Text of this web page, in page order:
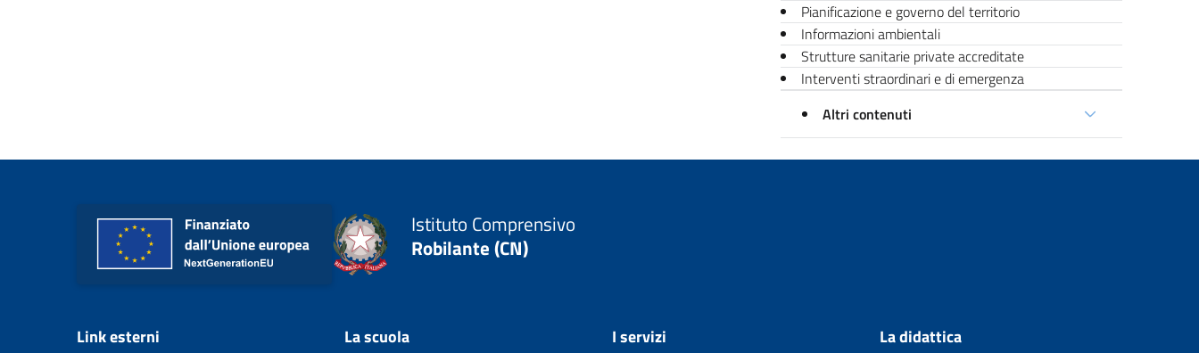
Pianificazione e governo del territorio
Informazioni ambientali
Strutture sanitarie private accreditate
Interventi straordinari e di emergenza
Altri contenuti
Istituto Comprensivo
Robilante (CN)
Link esterni La scuola I servizi La didattica